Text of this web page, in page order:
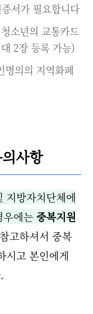
서가 필요합니다
소년의 교통카드
2장 등록 가능)
명의의 지역화폐
사항
지방자치단체에
우에는 중복지원
고하셔서 중복
시고 본인에게